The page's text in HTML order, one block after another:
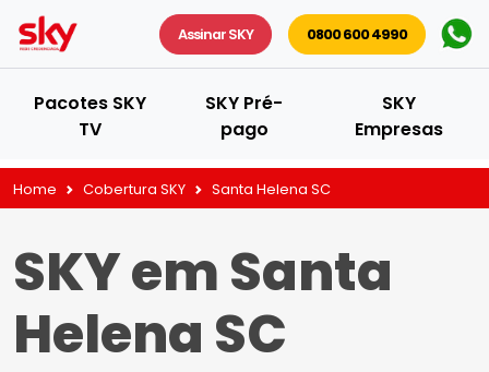
Assinar SKY 0800 600 4990
Pacotes SKY
TV
SKY Pré-
pago
SKY
Empresas
Home Cobertura SKY Santa Helena SC
SKY em Santa
Helena SC